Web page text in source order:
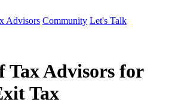
Advisors Community Let's Talk
Tax Advisors for
Tax